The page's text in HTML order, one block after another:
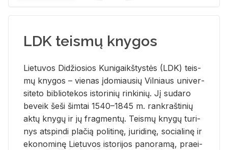
LDK teismų knygos
Lie­tu­vos Di­džio­sios Ku­ni­gaikš­tys­tės (LDK) teis­
mų kny­gos – vie­nas įdo­miau­sių Vil­niaus uni­ver­
si­te­to bi­b­lio­te­kos is­to­ri­nių rin­ki­nių. Jį su­da­ro
be­veik šeši šim­tai 1540–1845 m. rank­raš­ti­nių
aktų kny­gų ir jų frag­men­tų. Teis­mų kny­gų tu­ri­
nys at­spin­di pla­čią po­li­ti­nę, ju­ri­di­nę, so­cia­li­nę ir
eko­no­mi­nę Lie­tu­vos is­to­ri­jos pa­no­ra­mą, pra­ei­